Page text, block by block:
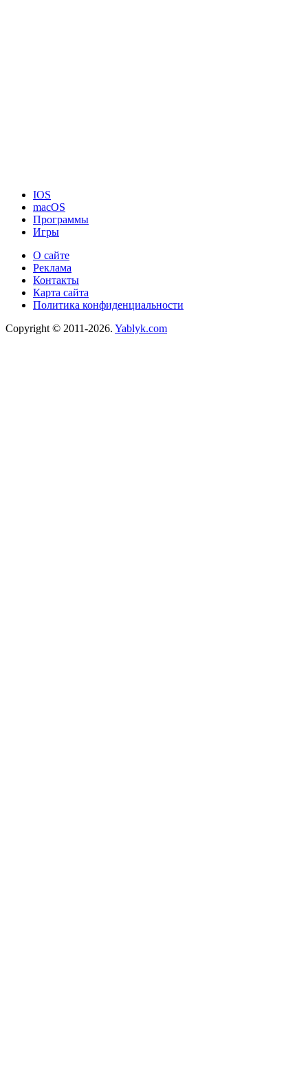
IOS
macOS
Программы
Игры
О сайте
Реклама
Контакты
Карта сайта
Политика конфиденциальности
Copyright © 2011-2026. Yablyk.сom